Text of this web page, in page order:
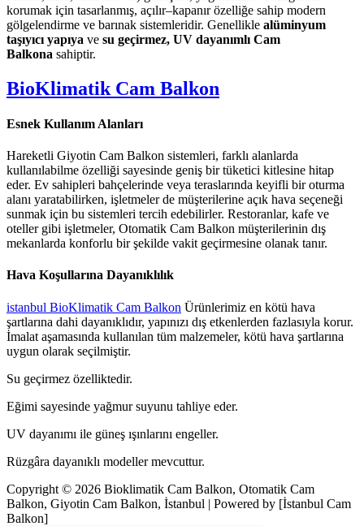
korumak için tasarlanmış, açılır–kapanır özelliğe sahip modern
gölgelendirme ve barınak sistemleridir. Genellikle alüminyum
taşıyıcı yapıya ve su geçirmez, UV dayanımlı Cam
Balkona sahiptir.
BioKlimatik Cam Balkon
Esnek Kullanım Alanları
Hareketli Giyotin Cam Balkon sistemleri, farklı alanlarda
kullanılabilme özelliği sayesinde geniş bir tüketici kitlesine hitap
eder. Ev sahipleri bahçelerinde veya teraslarında keyifli bir oturma
alanı yaratabilirken, işletmeler de müşterilerine açık hava seçeneği
sunmak için bu sistemleri tercih edebilirler. Restoranlar, kafe ve
oteller gibi işletmeler, Otomatik Cam Balkon müşterilerinin dış
mekanlarda konforlu bir şekilde vakit geçirmesine olanak tanır.
Hava Koşullarına Dayanıklılık
istanbul BioKlimatik Cam Balkon Ürünlerimiz en kötü hava
şartlarına dahi dayanıklıdır, yapınızı dış etkenlerden fazlasıyla korur.
İmalat aşamasında kullanılan tüm malzemeler, kötü hava şartlarına
uygun olarak seçilmiştir.
Su geçirmez özelliktedir.
Eğimi sayesinde yağmur suyunu tahliye eder.
UV dayanımı ile güneş ışınlarını engeller.
Rüzgâra dayanıklı modeller mevcuttur.
Copyright © 2026 Bioklimatik Cam Balkon, Otomatik Cam
Balkon, Giyotin Cam Balkon, İstanbul | Powered by [İstanbul Cam
Balkon]